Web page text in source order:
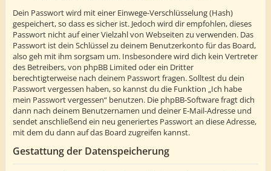
Dein Passwort wird mit einer Einwege-Verschlüsselung (Hash)
gespeichert, so dass es sicher ist. Jedoch wird dir empfohlen, dieses
Passwort nicht auf einer Vielzahl von Webseiten zu verwenden. Das
Passwort ist dein Schlüssel zu deinem Benutzerkonto für das Board,
also geh mit ihm sorgsam um. Insbesondere wird dich kein Vertreter
des Betreibers, von phpBB Limited oder ein Dritter
berechtigterweise nach deinem Passwort fragen. Solltest du dein
Passwort vergessen haben, so kannst du die Funktion „Ich habe
mein Passwort vergessen“ benutzen. Die phpBB-Software fragt dich
dann nach deinem Benutzernamen und deiner E-Mail-Adresse und
sendet anschließend ein neu generiertes Passwort an diese Adresse,
mit dem du dann auf das Board zugreifen kannst.
Gestattung der Datenspeicherung